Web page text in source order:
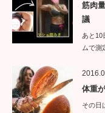
筋肉
議
あと10
ムで測
体重
その日